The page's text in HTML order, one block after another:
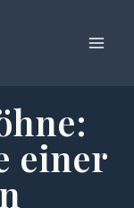
einer